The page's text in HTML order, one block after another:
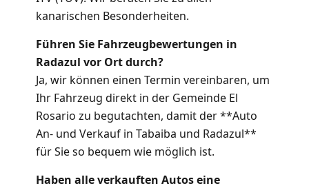
kanarischen Besonderheiten.
Führen Sie Fahrzeugbewertungen in
Radazul vor Ort durch?
Ja, wir können einen Termin vereinbaren, um
Ihr Fahrzeug direkt in der Gemeinde El
Rosario zu begutachten, damit der **Auto
An- und Verkauf in Tabaiba und Radazul**
für Sie so bequem wie möglich ist.
Haben alle verkauften Autos eine